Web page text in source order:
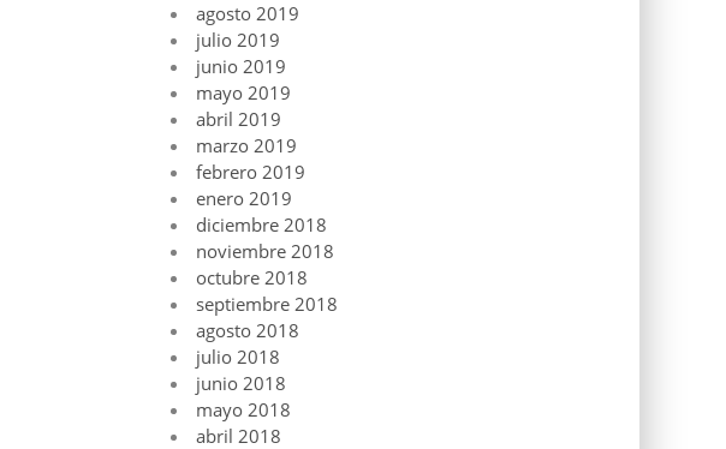
agosto 2019
julio 2019
junio 2019
mayo 2019
abril 2019
marzo 2019
febrero 2019
enero 2019
diciembre 2018
noviembre 2018
octubre 2018
septiembre 2018
agosto 2018
julio 2018
junio 2018
mayo 2018
abril 2018